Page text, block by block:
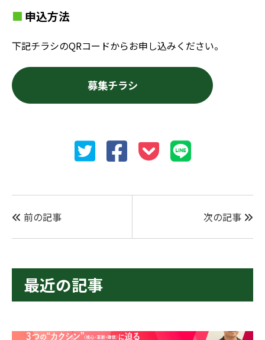
申込方法
下記チラシのQRコードからお申し込みください。
募集チラシ
前の記事 次の記事
最近の記事